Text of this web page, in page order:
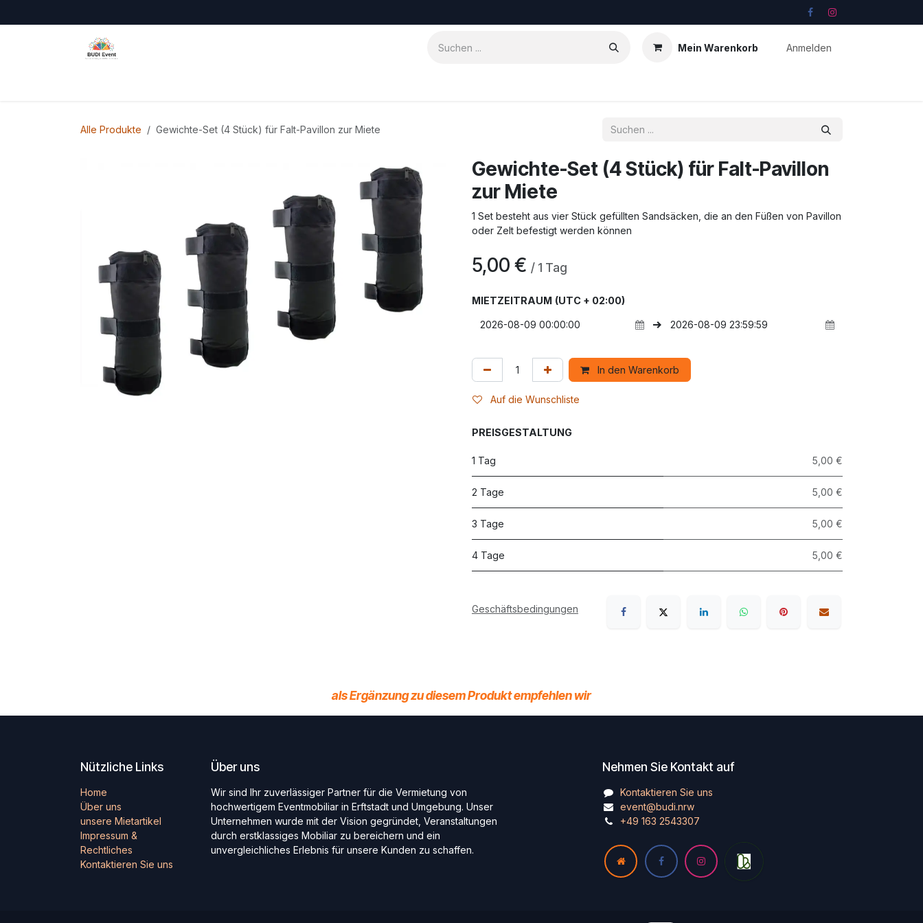
Mein Warenkorb Anmelden
Alle Produkte Gewichte-Set (4 Stück) für Falt-Pavillon zur Miete
Gewichte-Set (4 Stück) für Falt-Pavillon
zur Miete
1 Set besteht aus vier Stück gefüllten Sandsäcken, die an den Füßen von Pavillon
oder Zelt befestigt werden können
5,00 € / 1 Tag
MIETZEITRAUM (UTC + 02:00)
In den Warenkorb
Auf die Wunschliste
PREISGESTALTUNG
1 Tag 5,00 €
2 Tage 5,00 €
3 Tage 5,00 €
4 Tage 5,00 €
Geschäftsbedingungen
als Ergänzung zu diesem Produkt empfehlen wir
Nützliche Links
Home
Über uns
unsere Mietartikel
Impressum &
Rechtliches
Kontaktieren Sie uns
Über uns
Wir sind Ihr zuverlässiger Partner für die Vermietung von
hochwertigem Eventmobiliar in Erftstadt und Umgebung. Unser
Unternehmen wurde mit der Vision gegründet, Veranstaltungen
durch erstklassiges Mobiliar zu bereichern und ein
unvergleichliches Erlebnis für unsere Kunden zu schaffen.
Nehmen Sie Kontakt auf
Kontaktieren Sie uns
event@budi.nrw
+49 163 2543307